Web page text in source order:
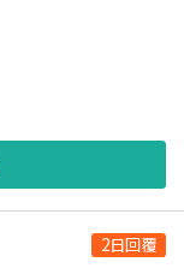
2日回覆